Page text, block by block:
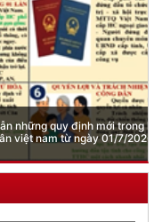
quy định mới trong lĩnh
nam từ ngày 01/7/2026